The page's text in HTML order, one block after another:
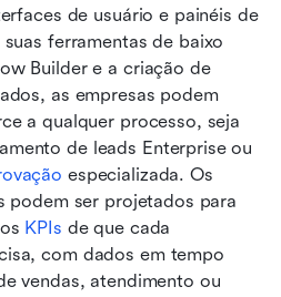
de usuário e painéis de
ferramentas de baixo
Builder e a criação de
as empresas podem
a qualquer processo, seja
de leads Enterprise ou
especializada. Os
podem ser projetados para
KPIs de que cada
com dados em tempo
vendas, atendimento ou